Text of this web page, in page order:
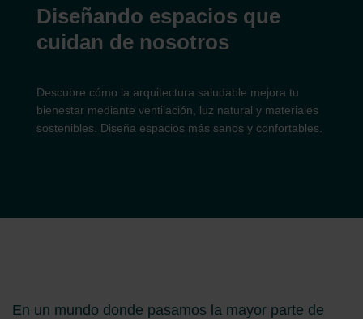
Diseñando espacios que
cuidan de nosotros
Descubre cómo la arquitectura saludable mejora tu
bienestar mediante ventilación, luz natural y materiales
sostenibles. Diseña espacios más sanos y confortables.
En un mundo donde pasamos la mayor parte de